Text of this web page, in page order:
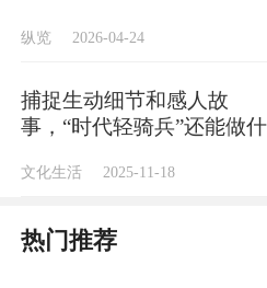
曲教育界公认为“成材率
艺术上出人出戏、守正
教、严格把关，成为继
等前辈艺术家之后，引
代执舵者。
较之传统，“昆大班”的
纵览 2026-04-24
捕捉生动细节和感人故
事，“时代轻骑兵”还能做
文化生活 2025-11-18
热门推荐